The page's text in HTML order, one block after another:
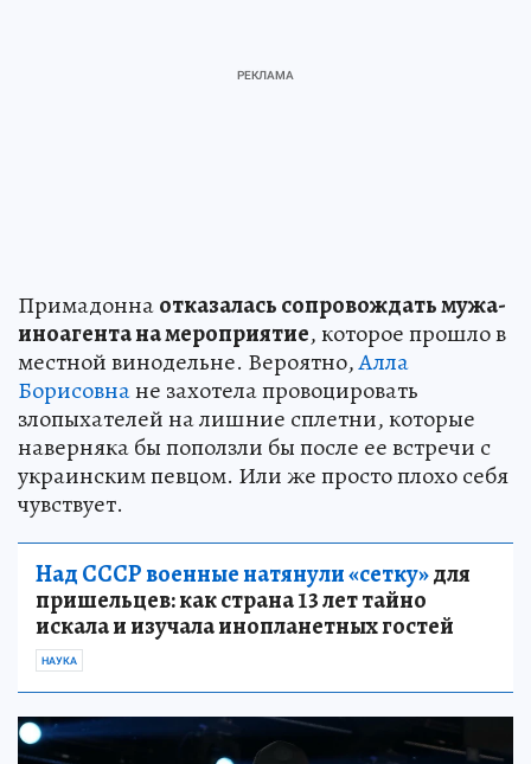
Примадоннаотказалась сопровождать мужа-
иноагента на мероприятие, которое прошло в
местной винодельне. Вероятно,Алла
Борисовнане захотела провоцировать
злопыхателей на лишние сплетни, которые
наверняка бы поползли бы после ее встречи с
украинским певцом. Или же просто плохо себя
чувствует.
Над СССР военные натянули «сетку»для
пришельцев: как страна 13 лет тайно
искала и изучала инопланетных гостей
НАУКА